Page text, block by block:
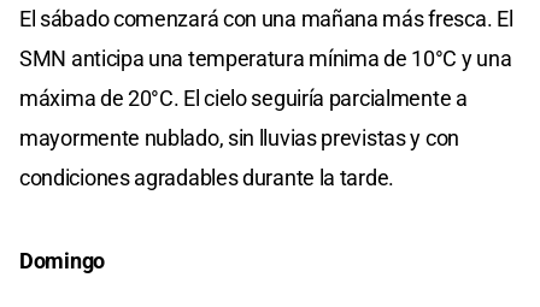
El sábado comenzará con una mañana más fresca. El
SMN anticipa una temperatura mínima de 10°C y una
máxima de 20°C. El cielo seguiría parcialmente a
mayormente nublado, sin lluvias previstas y con
condiciones agradables durante la tarde.
Domingo